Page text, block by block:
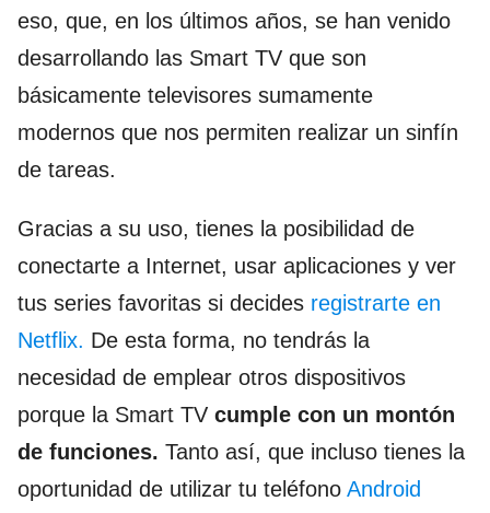
eso, que, en los últimos años, se han venido
desarrollando las Smart TV que son
básicamente televisores sumamente
modernos que nos permiten realizar un sinfín
de tareas.
Gracias a su uso, tienes la posibilidad de
conectarte a Internet, usar aplicaciones y ver
tus series favoritas si decides registrarte en
Netflix. De esta forma, no tendrás la
necesidad de emplear otros dispositivos
porque la Smart TV cumple con un montón
de funciones. Tanto así, que incluso tienes la
oportunidad de utilizar tu teléfono Android